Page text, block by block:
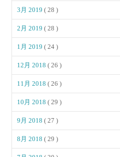
3月 2019( 28 )
2月 2019( 28 )
1月 2019( 24 )
12月 2018( 26 )
11月 2018( 26 )
10月 2018( 29 )
9月 2018( 27 )
8月 2018( 29 )